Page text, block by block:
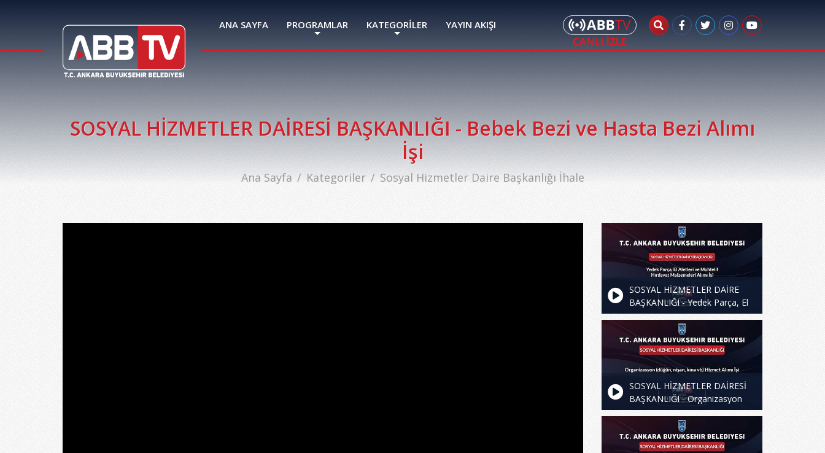
ANA SAYFA PROGRAMLAR KATEGORİLER YAYIN AKIŞI
SOSYAL HİZMETLER DAİRESİ BAŞKANLIĞI - Bebek Bezi ve Hasta Bezi Alımı
İşi
Ana Sayfa Kategoriler Sosyal Hizmetler Daire Başkanlığı İhale
SOSYAL HİZMETLER DAİRE
BAŞKANLIĞI - Yedek Parça, El
Aletleri ve Muhtelif HIrdavat
Mal. AlImI işi
SOSYAL HİZMETLER DAİRESİ
BAŞKANLIĞI - Organizasyon
(düğün, nişan, kına vb) Hizmet
Alımı İşi